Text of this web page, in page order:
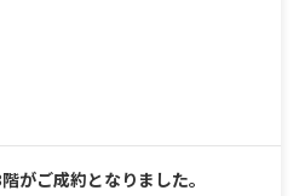
がご成約となりました。